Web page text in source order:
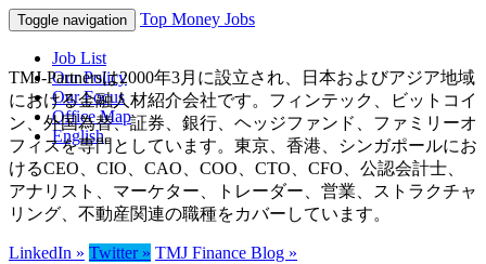
Toggle navigation Top Money Jobs
Job List
Our Policy
Our Focus
Office Map
English
TMJ-Partnersは2000年3月に設立され、日本およびアジア地域
における金融人材紹介会社です。フィンテック、ビットコイ
ン、外国為替、証券、銀行、ヘッジファンド、ファミリーオ
フィスを専門としています。東京、香港、シンガポールにお
けるCEO、CIO、CAO、COO、CTO、CFO、公認会計士、
アナリスト、マーケター、トレーダー、営業、ストラクチャ
リング、不動産関連の職種をカバーしています。
LinkedIn » Twitter » TMJ Finance Blog »